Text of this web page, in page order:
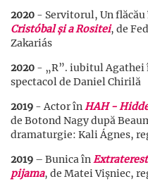
2020 - Servitorul, Un flăcău
Cristóbal și a Rositei, de
Zakariás
2020 - „R”. iubitul Agathei
spectacol de Daniel Chirilă
2019 - Actor înHAH -
de Botond Nagy după
dramaturgie: Kali Ágnes,
2019 – Bunica în
pijama, de Matei Vișniec,